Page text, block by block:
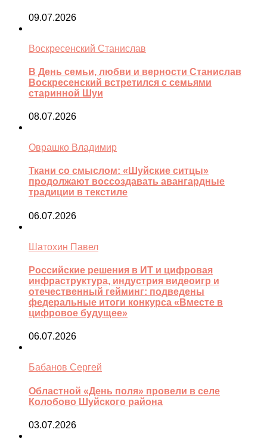
09.07.2026
Воскресенский Станислав
В День семьи, любви и верности Станислав
Воскресенский встретился с семьями
старинной Шуи
08.07.2026
Оврашко Владимир
Ткани со смыслом: «Шуйские ситцы»
продолжают воссоздавать авангардные
традиции в текстиле
06.07.2026
Шатохин Павел
Российские решения в ИТ и цифровая
инфраструктура, индустрия видеоигр и
отечественный гейминг: подведены
федеральные итоги конкурса «Вместе в
цифровое будущее»
06.07.2026
Бабанов Сергей
Областной «День поля» провели в селе
Колобово Шуйского района
03.07.2026